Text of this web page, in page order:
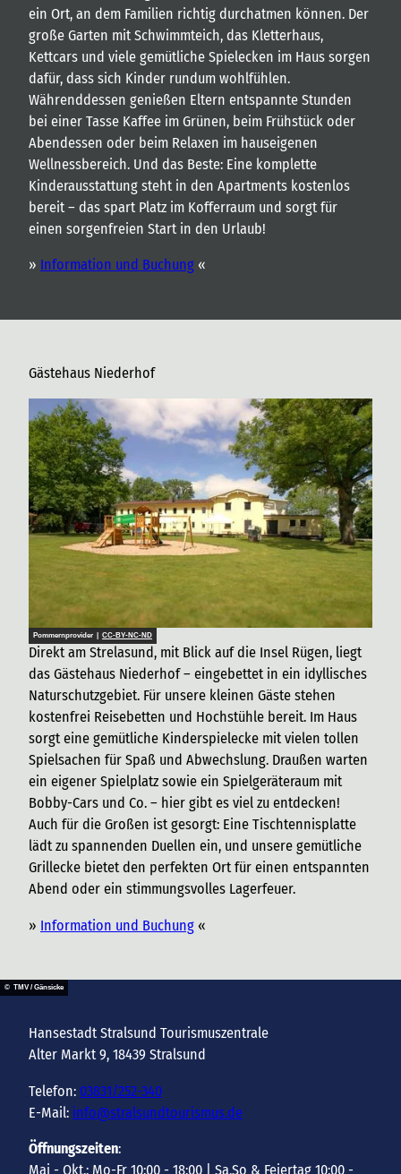
ein Ort, an dem Familien richtig durchatmen können. Der
große Garten mit Schwimmteich, das Kletterhaus,
Kettcars und viele gemütliche Spielecken im Haus sorgen
dafür, dass sich Kinder rundum wohlfühlen.
Währenddessen genießen Eltern entspannte Stunden
bei einer Tasse Kaffee im Grünen, beim Frühstück oder
Abendessen oder beim Relaxen im hauseigenen
Wellnessbereich. Und das Beste: Eine komplette
Kinderausstattung steht in den Apartments kostenlos
bereit – das spart Platz im Kofferraum und sorgt für
einen sorgenfreien Start in den Urlaub!
» Information und Buchung «
Gästehaus Niederhof
Pommernprovider | CC-BY-NC-ND
Direkt am Strelasund, mit Blick auf die Insel Rügen, liegt
das Gästehaus Niederhof – eingebettet in ein idyllisches
Naturschutzgebiet. Für unsere kleinen Gäste stehen
kostenfrei Reisebetten und Hochstühle bereit. Im Haus
sorgt eine gemütliche Kinderspielecke mit vielen tollen
Spielsachen für Spaß und Abwechslung. Draußen warten
ein eigener Spielplatz sowie ein Spielgeräteraum mit
Bobby-Cars und Co. – hier gibt es viel zu entdecken!
Auch für die Großen ist gesorgt: Eine Tischtennisplatte
lädt zu spannenden Duellen ein, und unsere gemütliche
Grillecke bietet den perfekten Ort für einen entspannten
Abend oder ein stimmungsvolles Lagerfeuer.
» Information und Buchung «
© TMV / Gänsicke
Hansestadt Stralsund Tourismuszentrale
Alter Markt 9, 18439 Stralsund
Telefon: 03831/252-340
E-Mail: info@stralsundtourismus.de
Öffnungszeiten:
Mai - Okt.: Mo-Fr 10:00 - 18:00 | Sa,So & Feiertag 10:00 -